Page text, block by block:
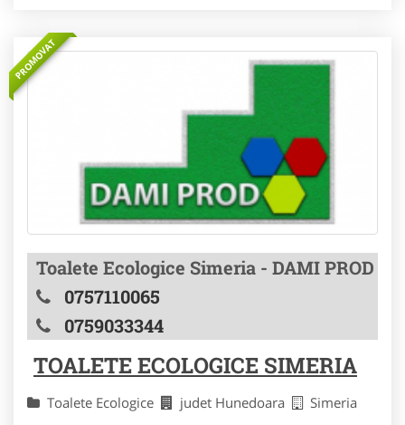
PROMOVAT
Toalete Ecologice Simeria - DAMI PROD
0757110065
0759033344
TOALETE ECOLOGICE SIMERIA
Toalete Ecologice judet Hunedoara
Simeria